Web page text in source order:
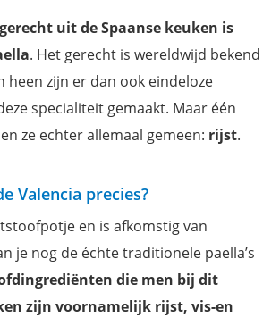
uit de Spaanse keuken is
. Het gerecht is wereldwijd bekend
heen zijn er dan ook eindeloze
specialiteit gemaakt. Maar één
ze echter allemaal gemeen: rijst.
Valencia precies?
en is afkomstig van
je nog de échte traditionele paella’s
die men bij dit
zijn voornamelijk rijst, vis-en